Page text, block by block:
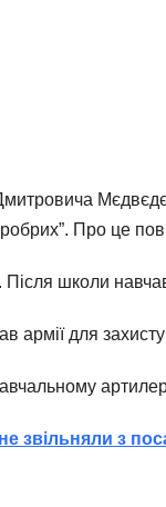
Про це
Після школи
армії для
звільняли з